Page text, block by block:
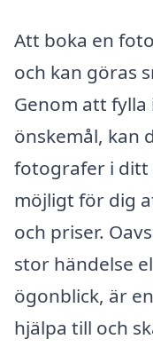
Att boka en
och kan göras
Genom att
önskemål, kan
fotografer i ditt
möjligt för dig
och priser.
stor händelse
ögonblick, är
hjälpa till och